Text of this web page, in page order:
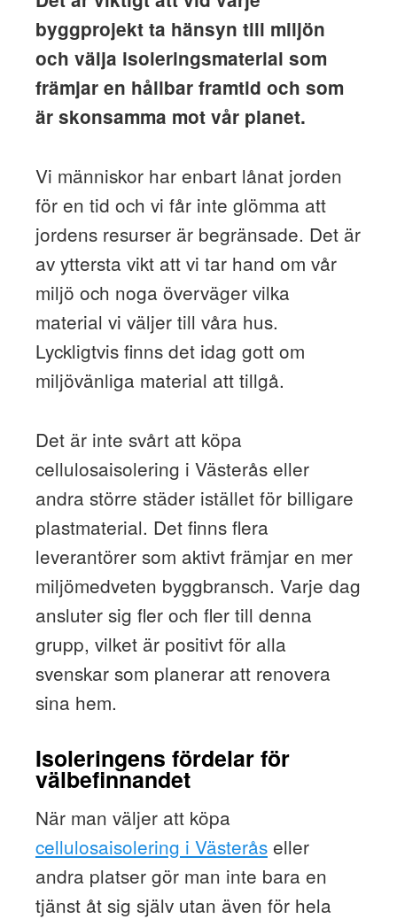
byggprojekt ta hänsyn till miljön
och välja isoleringsmaterial som
främjar en hållbar framtid och som
är skonsamma mot vår planet.
Vi människor har enbart lånat jorden
för en tid och vi får inte glömma att
jordens resurser är begränsade. Det är
av yttersta vikt att vi tar hand om vår
miljö och noga överväger vilka
material vi väljer till våra hus.
Lyckligtvis finns det idag gott om
miljövänliga material att tillgå.
Det är inte svårt att köpa
cellulosaisolering i Västerås eller
andra större städer istället för billigare
plastmaterial. Det finns flera
leverantörer som aktivt främjar en mer
miljömedveten byggbransch. Varje dag
ansluter sig fler och fler till denna
grupp, vilket är positivt för alla
svenskar som planerar att renovera
sina hem.
Isoleringens fördelar för
välbefinnandet
När man väljer att köpa
cellulosaisolering i Västeråseller
andra platser gör man inte bara en
tjänst åt sig själv utan även för hela